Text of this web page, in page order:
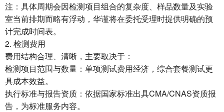
注：具体周期会因检测项目组合的复杂度、样品数量及实验
室当前排期而略有浮动，华谨将在委托受理时提供明确的预
计完成时间表。
2. 检测费用
费用结构合理、清晰，主要取决于：
检测项目范围与数量：单项测试费用经济，综合套餐测试更
具成本效益。
执行标准与报告资质：依据国家标准出具CMA/CNAS资质报
告，为标准服务内容。